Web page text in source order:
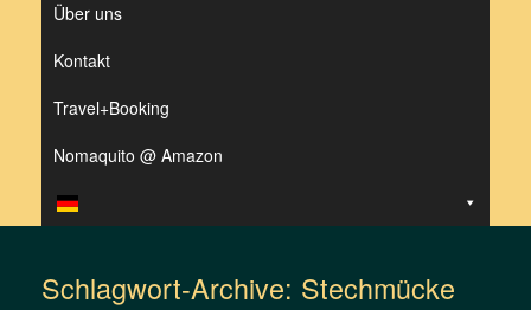
Über uns
Kontakt
Travel+Booking
Nomaquito @ Amazon
Schlagwort-Archive: Stechmücke